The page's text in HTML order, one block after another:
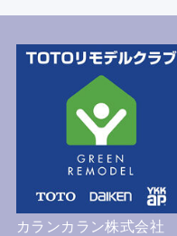
カランカラン株式会社